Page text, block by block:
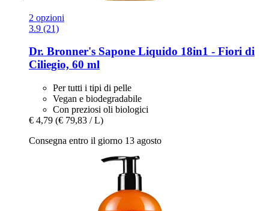
2 opzioni
3.9 (21)
Dr. Bronner's Sapone Liquido 18in1 -​ Fiori di
Ciliegio, 60 ml
Per tutti i tipi di pelle
Vegan e biodegradabile
Con preziosi oli biologici
€ 4,79 (€ 79,83 / L)
Consegna entro il giorno 13 agosto